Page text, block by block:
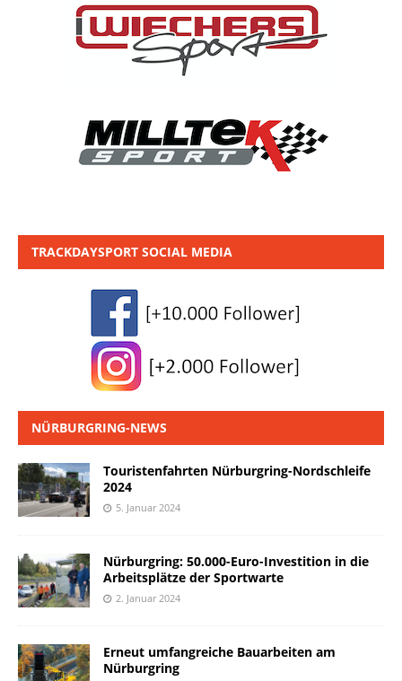
TRACKDAYSPORT SOCIAL MEDIA
NÜRBURGRING-NEWS
Touristenfahrten Nürburgring-Nordschleife
2024
5. Januar 2024
Nürburgring: 50.000-Euro-Investition in die
Arbeitsplätze der Sportwarte
2. Januar 2024
Erneut umfangreiche Bauarbeiten am
Nürburgring